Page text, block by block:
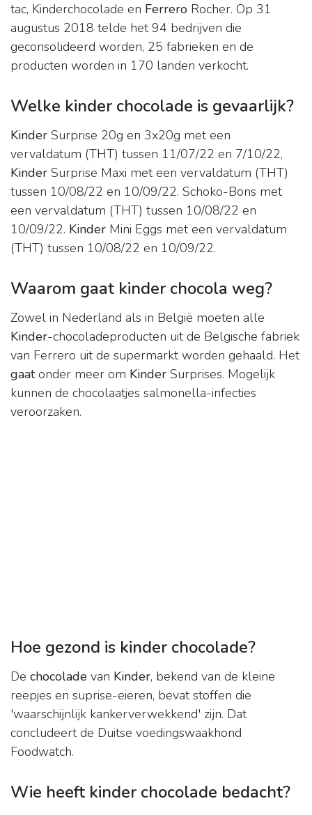
tac, Kinderchocolade en Ferrero Rocher. Op 31
augustus 2018 telde het 94 bedrijven die
geconsolideerd worden, 25 fabrieken en de
producten worden in 170 landen verkocht.
Welke kinder chocolade is gevaarlijk?
Kinder Surprise 20g en 3x20g met een
vervaldatum (THT) tussen 11/07/22 en 7/10/22,
Kinder Surprise Maxi met een vervaldatum (THT)
tussen 10/08/22 en 10/09/22. Schoko-Bons met
een vervaldatum (THT) tussen 10/08/22 en
10/09/22. Kinder Mini Eggs met een vervaldatum
(THT) tussen 10/08/22 en 10/09/22.
Waarom gaat kinder chocola weg?
Zowel in Nederland als in België moeten alle
Kinder-chocoladeproducten uit de Belgische fabriek
van Ferrero uit de supermarkt worden gehaald. Het
gaatonder meer om Kinder Surprises. Mogelijk
kunnen de chocolaatjes salmonella-infecties
veroorzaken.
Hoe gezond is kinder chocolade?
De chocolade van Kinder, bekend van de kleine
reepjes en suprise-eieren, bevat stoffen die
'waarschijnlijk kankerverwekkend' zijn. Dat
concludeert de Duitse voedingswaakhond
Foodwatch.
Wie heeft kinder chocolade bedacht?